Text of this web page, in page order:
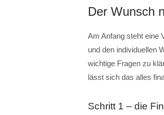
Der Wunsch
Am Anfang steht eine
und den individuellen
wichtige Fragen zu
lässt sich das alles
Schritt 1 – die